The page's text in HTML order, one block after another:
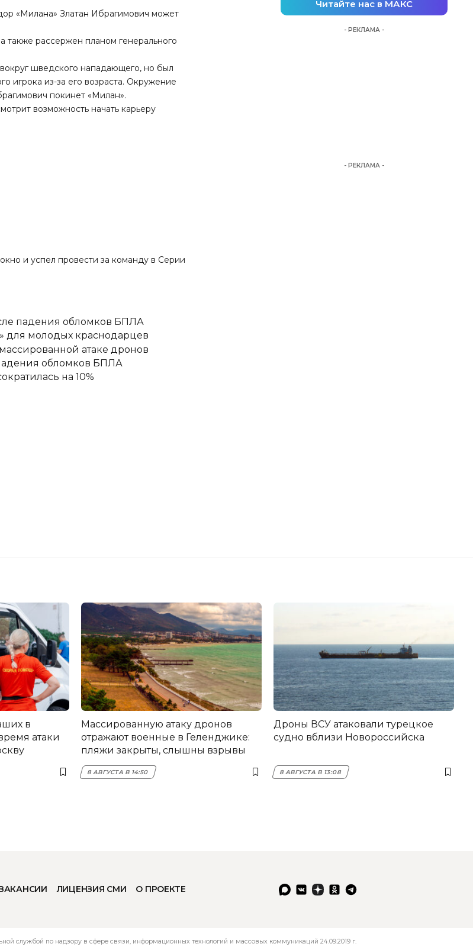
«Милана» Златан Ибрагимович может
рассержен планом генерального
шведского нападающего, но был
игрока из-за его возраста. Окружение
покинет «Милан».
возможность начать карьеру
и успел провести за команду в Серии
падения обломков БПЛА
для молодых краснодарцев
атаке дронов
обломков БПЛА
на 10%
Читайте нас в МАКС
- РЕКЛАМА -
- РЕКЛАМА -
в
атаки
Массированную атаку дронов
отражают военные в Геленджике:
пляжи закрыты, слышны взрывы
8 АВГУСТА В 14:50
Дроны ВСУ атаковали турецкое
судно вблизи Новороссийска
8 АВГУСТА В 13:08
ЛИЦЕНЗИЯ СМИ О ПРОЕКТЕ
службой по надзору в сфере связи, информационных технологий и массовых коммуникаций 24.09.2019 г.